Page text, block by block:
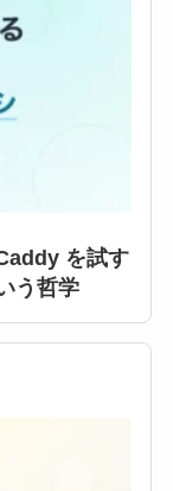
を試す
う哲学